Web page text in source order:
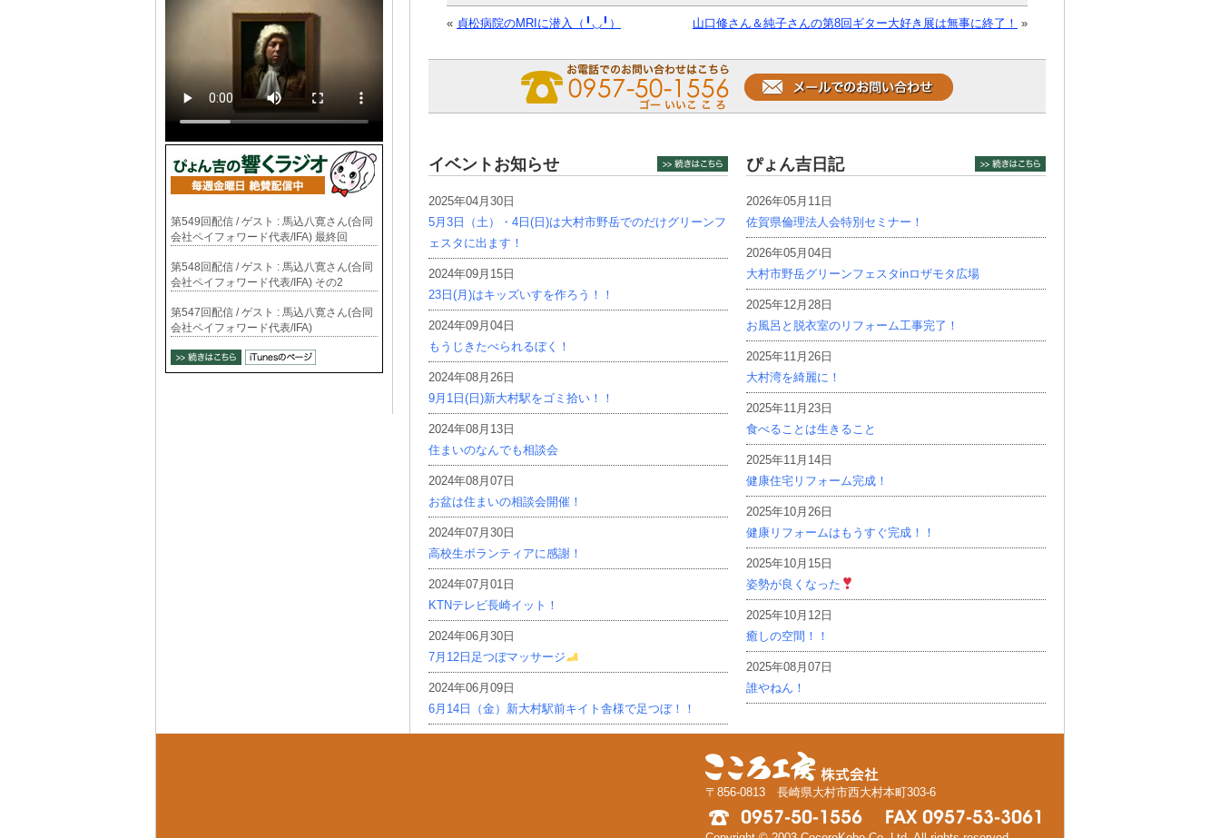
« 貞松病院のMRIに潜入（╹◡╹） 山口修さん＆純子さんの第8回ギター大好き展は無事に終了！ »
イベントお知らせ
2025年04月30日
5月3日（土）・4日(日)は大村市野岳でのだけグリーンフ
ェスタに出ます！
2024年09月15日
23日(月)はキッズいすを作ろう！！
2024年09月04日
もうじきたべられるぼく！
2024年08月26日
9月1日(日)新大村駅をゴミ拾い！！
2024年08月13日
住まいのなんでも相談会
2024年08月07日
お盆は住まいの相談会開催！
2024年07月30日
高校生ボランティアに感謝！
2024年07月01日
KTNテレビ長崎イット！
2024年06月30日
7月12日足つぼマッサージ
2024年06月09日
6月14日（金）新大村駅前キイト舎様で足つぼ！！
ぴょん吉日記
2026年05月11日
佐賀県倫理法人会特別セミナー！
2026年05月04日
大村市野岳グリーンフェスタinロザモタ広場
2025年12月28日
お風呂と脱衣室のリフォーム工事完了！
2025年11月26日
大村湾を綺麗に！
2025年11月23日
食べることは生きること
2025年11月14日
健康住宅リフォーム完成！
2025年10月26日
健康リフォームはもうすぐ完成！！
2025年10月15日
姿勢が良くなった
2025年10月12日
癒しの空間！！
2025年08月07日
誰やねん！
第549回配信 / ゲスト : 馬込八寛さん(合同
会社ペイフォワード代表/IFA) 最終回
第548回配信 / ゲスト : 馬込八寛さん(合同
会社ペイフォワード代表/IFA) その2
第547回配信 / ゲスト : 馬込八寛さん(合同
会社ペイフォワード代表/IFA)
〒856-0813 長崎県大村市西大村本町303-6